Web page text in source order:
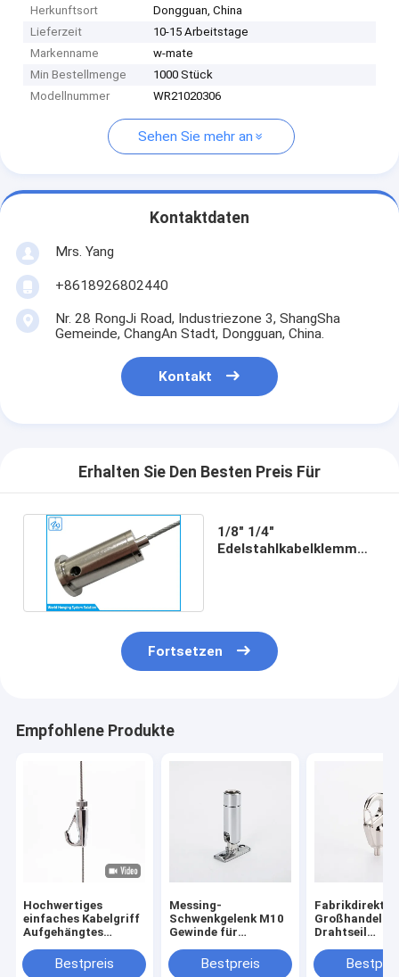
Herkunftsort
Dongguan, China
Lieferzeit
10-15 Arbeitstage
Markenname
w-mate
Min Bestellmenge
1000 Stück
Modellnummer
WR21020306
Sehen Sie mehr an
Kontaktdaten
Mrs. Yang
+8618926802440
Nr. 28 RongJi Road, Industriezone 3, ShangSha
Gemeinde, ChangAn Stadt, Dongguan, China.
Kontakt
Erhalten Sie Den Besten Preis Für
1/8" 1/4"
Edelstahlkabelklemmen
Fortsetzen
Empfohlene Produkte
Hochwertiges
einfaches Kabelgriff
Aufgehängtes
Kabelhaken für Draht
Bestpreis
Messing-
Schwenkgelenk M10
Gewinde für
und Pendelleuchten-
Aufhängungsteile
Bestpreis
Fabrikdirekt
Großhandel
Drahtseil
Hardware